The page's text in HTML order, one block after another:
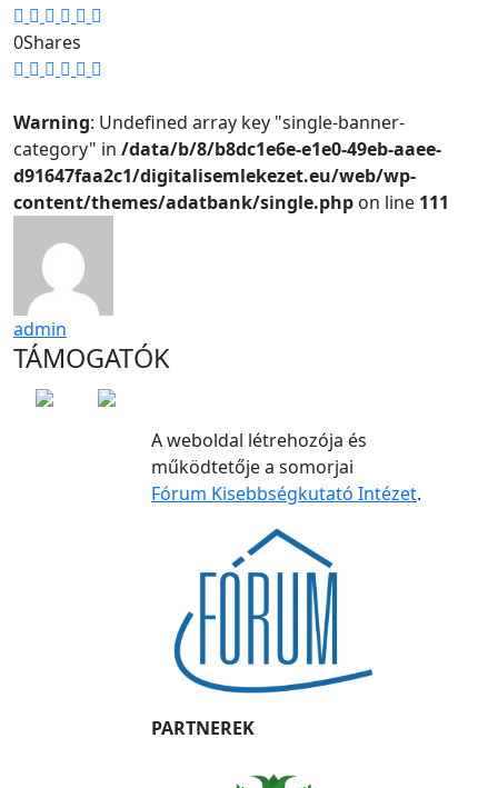
0Shares
Warning: Undefined array key "single-banner-
category" in /data/b/8/b8dc1e6e-e1e0-49eb-aaee-
d91647faa2c1/digitalisemlekezet.eu/web/wp-
content/themes/adatbank/single.php on line 111
admin
TÁMOGATÓK
A weboldal létrehozója és
működtetője a somorjai
Fórum Kisebbségkutató Intézet.
PARTNEREK